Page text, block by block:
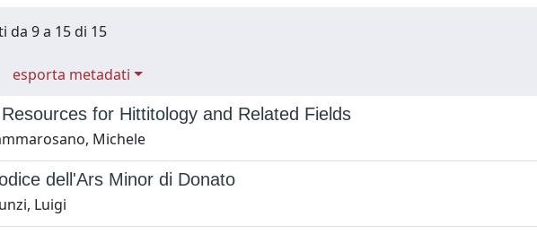
9 a 15 di 15
esporta metadati
for Hittitology and Related Fields
Michele
dell'Ars Minor di Donato
Luigi